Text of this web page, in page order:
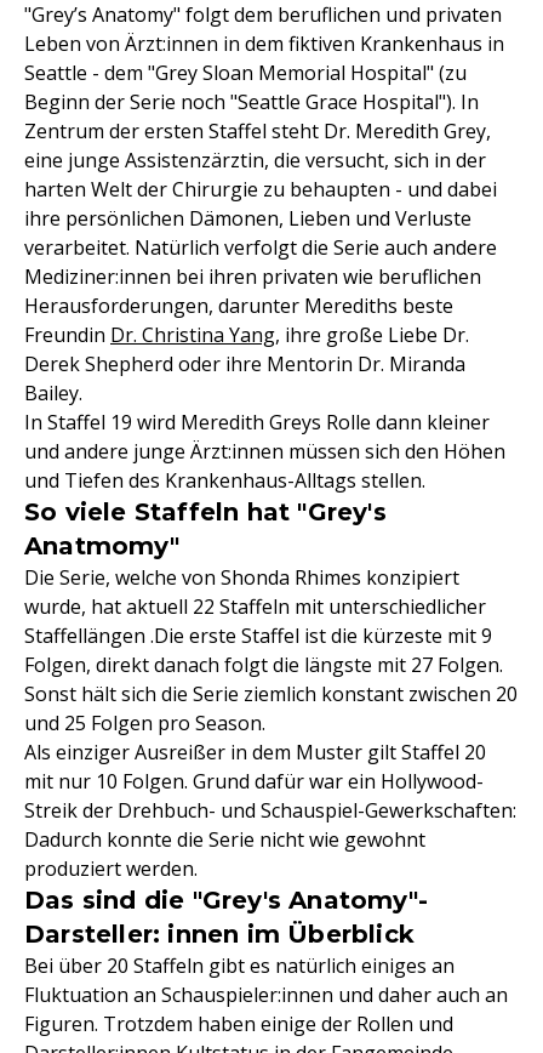
"Grey’s Anatomy" folgt dem beruflichen und privaten
Leben von Ärzt:innen in dem fiktiven Krankenhaus in
Seattle - dem "Grey Sloan Memorial Hospital" (zu
Beginn der Serie noch "Seattle Grace Hospital"). In
Zentrum der ersten Staffel steht Dr. Meredith Grey,
eine junge Assistenzärztin, die versucht, sich in der
harten Welt der Chirurgie zu behaupten - und dabei
ihre persönlichen Dämonen, Lieben und Verluste
verarbeitet. Natürlich verfolgt die Serie auch andere
Mediziner:innen bei ihren privaten wie beruflichen
Herausforderungen, darunter Merediths beste
Freundin Dr. Christina Yang, ihre große Liebe Dr.
Derek Shepherd oder ihre Mentorin Dr. Miranda
Bailey.
In Staffel 19 wird Meredith Greys Rolle dann kleiner
und andere junge Ärzt:innen müssen sich den Höhen
und Tiefen des Krankenhaus-Alltags stellen.
So viele Staffeln hat "Grey's
Anatmomy"
Die Serie, welche von Shonda Rhimes konzipiert
wurde, hat aktuell 22 Staffeln mit unterschiedlicher
Staffellängen .Die erste Staffel ist die kürzeste mit 9
Folgen, direkt danach folgt die längste mit 27 Folgen.
Sonst hält sich die Serie ziemlich konstant zwischen 20
und 25 Folgen pro Season.
Als einziger Ausreißer in dem Muster gilt Staffel 20
mit nur 10 Folgen. Grund dafür war ein Hollywood-
Streik der Drehbuch- und Schauspiel-Gewerkschaften:
Dadurch konnte die Serie nicht wie gewohnt
produziert werden.
Das sind die "Grey's Anatomy"-
Darsteller: innen im Überblick
Bei über 20 Staffeln gibt es natürlich einiges an
Fluktuation an Schauspieler:innen und daher auch an
Figuren. Trotzdem haben einige der Rollen und